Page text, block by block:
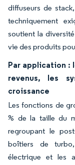
diffuseurs de
techniquement
soutient la
vie des produits
Par application :
revenus, les
croissance
Les fonctions de
% de la taille du
regroupant le
boîtiers de
électrique et les